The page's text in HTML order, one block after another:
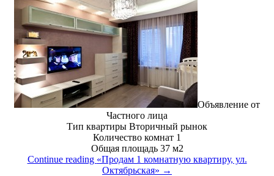
Объявление от
Частного лица
Тип квартиры Вторичный рынок
Количество комнат 1
Общая площадь 37 м2
Continue reading «Продам 1 комнатную квартиру, ул.
Октябрьская» →